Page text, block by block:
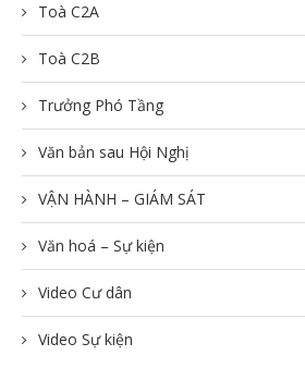
Toà C2A
Toà C2B
Trưởng Phó Tầng
Văn bản sau Hội Nghị
VẬN HÀNH – GIÁM SÁT
Văn hoá – Sự kiện
Video Cư dân
Video Sự kiện